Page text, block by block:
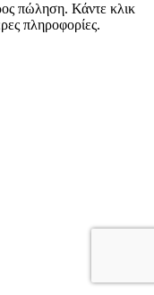
πώληση. Κάντε κλικ
πληροφορίες.